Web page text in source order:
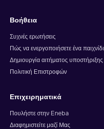
Βοήθεια
Συχνές ερωτήσεις
Πώς να ενεργοποιήσετε ένα παιχνίδι
Δημιουργία αιτήματος υποστήριξης
Πολιτική Επιστροφών
Επιχειρηματικά
Πουλήστε στην Eneba
Διαφημιστείτε μαζί Μας